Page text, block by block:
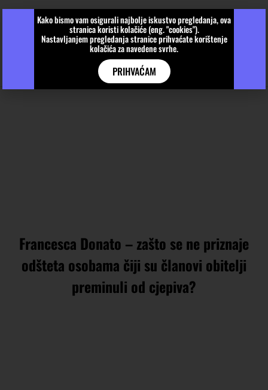
Francesca Donato – zašto se ne priznaje
odšteta osobama čiji su članovi obitelji
preminuli od cjepiva?
Kako bismo vam osigurali najbolje iskustvo pregledanja, ova
stranica koristi kolačiće (eng. "cookies").
Nastavljanjem pregledanja stranice prihvaćate korištenje
kolačića za navedene svrhe.
PRIHVAĆAM